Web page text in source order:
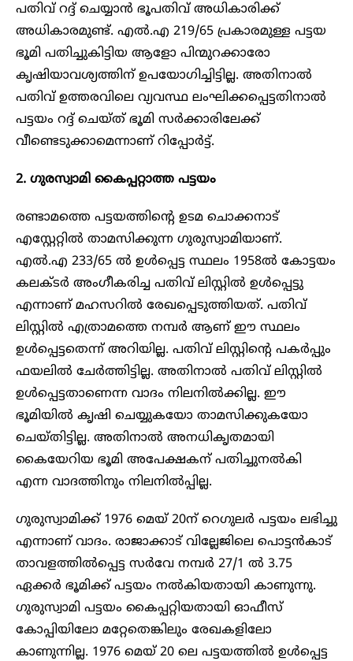
പതിവ് റദ്ദ് ചെയ്യാൻ ഭൂപതിവ് അധികാരിക്ക്
അധികാരമുണ്ട്. എൽ.എ 219/65 പ്രകാരമുള്ള പട്ടയ
ഭൂമി പതിച്ചുകിട്ടിയ ആളോ പിന്മുറക്കാരോ
കൃഷിയാവശ്യത്തിന് ഉപയോഗിച്ചിട്ടില്ല. അതിനാൽ
പതിവ് ഉത്തരവിലെ വ്യവസ്ഥ ലംഘിക്കപ്പെട്ടതിനാൽ
പട്ടയം റദ്ദ് ചെയ്ത് ഭൂമി സർക്കാരിലേക്ക്
വീണ്ടെടുക്കാമെന്നാണ് റിപ്പോർട്ട്.
2. ഗുരസ്വാമി കൈപ്പറ്റാത്ത പട്ടയം
രണ്ടാമത്തെ പട്ടയത്തിന്റെ ഉടമ ചൊക്കനാട്
എസ്റ്റേറ്റിൽ താമസിക്കുന്ന ഗുരുസ്വാമിയാണ്.
എൽ.എ 233/65 ൽ ഉൾപ്പെട്ട സ്ഥലം 1958ല്‍ കോട്ടയം
കലക്ടർ അംഗീകരിച്ച പതിവ് ലിസ്റ്റിൽ ഉൾപ്പെട്ടു
എന്നാണ് മഹസറിൽ രേഖപ്പെടുത്തിയത്. പതിവ്
ലിസ്റ്റിൽ എത്രാമത്തെ നമ്പർ ആണ് ഈ സ്ഥലം
ഉൾപ്പെട്ടതെന്ന് അറിയില്ല. പതിവ് ലിസ്റ്റിന്റെ പകർപ്പും
ഫയലിൽ ചേർത്തിട്ടില്ല. അതിനാൽ പതിവ് ലിസ്റ്റിൽ
ഉൾപ്പെട്ടതാണെന്ന വാദം നിലനിൽക്കില്ല. ഈ
ഭൂമിയിൽ കൃഷി ചെയ്യുകയോ താമസിക്കുകയോ
ചെയ്തിട്ടില്ല. അതിനാൽ അനധികൃതമായി
കൈയേറിയ ഭൂമി അപേക്ഷകന് പതിച്ചുനൽകി
എന്ന വാദത്തിനും നിലനിൽപ്പില്ല.
ഗുരുസ്വാമിക്ക് 1976 മെയ് 20ന് റെഗുലർ പട്ടയം ലഭിച്ചു
എന്നാണ് വാദം. രാജാക്കാട് വില്ലേജിലെ പൊട്ടൻകാട്
താവളത്തിൽപ്പെട്ട സർവേ നമ്പർ 27/1 ൽ 3.75
ഏക്കർ ഭൂമിക്ക് പട്ടയം നൽകിയതായി കാണുന്നു.
ഗുരുസ്വാമി പട്ടയം കൈപ്പറ്റിയതായി ഓഫീസ്
കോപ്പിയിലോ മറ്റേതെങ്കിലും രേഖകളിലോ
കാണുന്നില്ല. 1976 മെയ് 20 ലെ പട്ടയത്തിൽ ഉൾപ്പെട്ട